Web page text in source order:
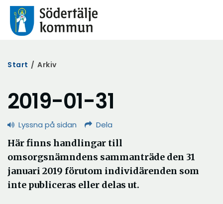
Start / Arkiv
2019-01-31
Lyssna på sidan Dela
Här finns handlingar till
omsorgsnämndens sammanträde den 31
januari 2019 förutom individärenden som
inte publiceras eller delas ut.